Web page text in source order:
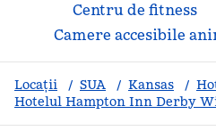
Centru de fitness
Camere accesibile
Locații / SUA / Kansas /
Hotelul Hampton Inn Derby